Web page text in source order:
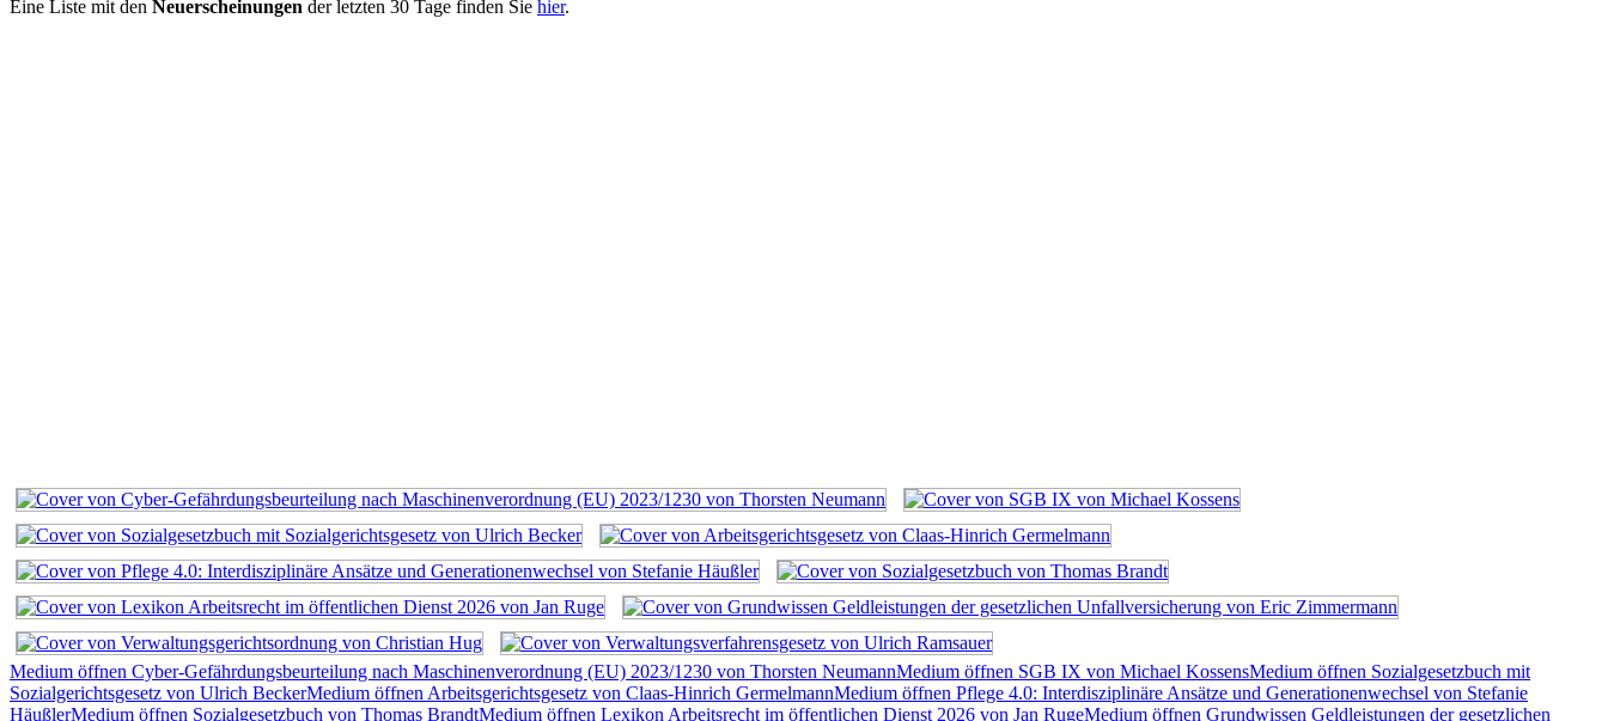
Eine Liste mit den Neuerscheinungen der letzten 30 Tage finden Sie hier.
Medium öffnen Cyber-Gefährdungsbeurteilung nach Maschinenverordnung (EU) 2023/1230 von Thorsten NeumannMedium öffnen SGB IX von Michael KossensMedium öffnen Sozialgesetzbuch mit
Sozialgerichtsgesetz von Ulrich BeckerMedium öffnen Arbeitsgerichtsgesetz von Claas-Hinrich GermelmannMedium öffnen Pflege 4.0: Interdisziplinäre Ansätze und Generationenwechsel von Stefanie
HäußlerMedium öffnen Sozialgesetzbuch von Thomas BrandtMedium öffnen Lexikon Arbeitsrecht im öffentlichen Dienst 2026 von Jan RugeMedium öffnen Grundwissen Geldleistungen der gesetzlichen